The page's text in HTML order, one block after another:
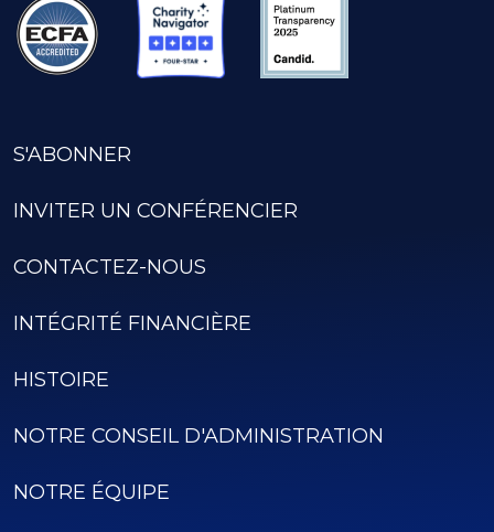
S'ABONNER
INVITER UN CONFÉRENCIER
CONTACTEZ-NOUS
INTÉGRITÉ FINANCIÈRE
HISTOIRE
NOTRE CONSEIL D'ADMINISTRATION
NOTRE ÉQUIPE